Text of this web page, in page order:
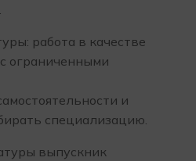
работа в качестве
ограниченными
и
специализацию.
выпускник